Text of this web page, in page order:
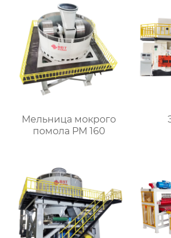
Мельница мокрого
помола PM 160